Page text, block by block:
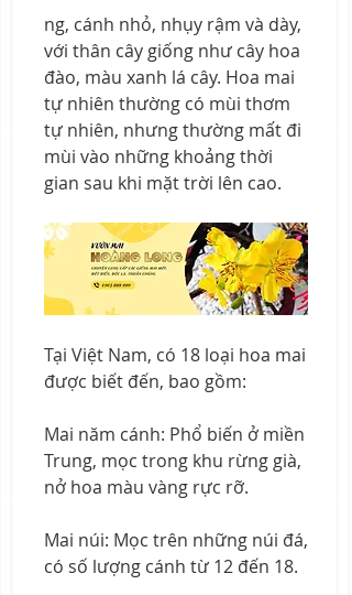
ng, cánh nhỏ, nhụy rậm và dày,
với thân cây giống như cây hoa
đào, màu xanh lá cây. Hoa mai
tự nhiên thường có mùi thơm
tự nhiên, nhưng thường mất đi
mùi vào những khoảng thời
gian sau khi mặt trời lên cao.
Tại Việt Nam, có 18 loại hoa mai
được biết đến, bao gồm:
Mai năm cánh: Phổ biến ở miền
Trung, mọc trong khu rừng già,
nở hoa màu vàng rực rỡ.
Mai núi: Mọc trên những núi đá,
có số lượng cánh từ 12 đến 18.